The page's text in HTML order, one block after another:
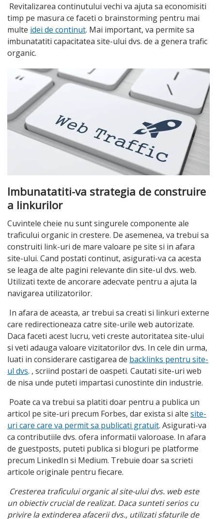
Revitalizarea continutului vechi va ajuta sa economisiti
timp pe masura ce faceti o brainstorming pentru mai
multe idei de continut. Mai important, va permite sa
imbunatatiti capacitatea site-ului dvs. de a genera trafic
organic.
Imbunatatiti-va strategia de construire
a linkurilor
Cuvintele cheie nu sunt singurele componente ale
traficului organic in crestere. De asemenea, va trebui sa
construiti link-uri de mare valoare pe site si in afara
site-ului. Cand postati continut, asigurati-va ca acesta
se leaga de alte pagini relevante din site-ul dvs. web.
Utilizati texte de ancorare adecvate pentru a ajuta la
navigarea utilizatorilor.
In afara de aceasta, ar trebui sa creati si linkuri externe
care redirectioneaza catre site-urile web autorizate.
Daca faceti acest lucru, veti creste autoritatea site-ului
si veti adauga valoare vizitatorilor dvs. In cele din urma,
luati in considerare castigarea de backlinks pentru site-
ul dvs. , scriind postari de oaspeti. Cautati site-uri web
de nisa unde puteti impartasi cunostinte din industrie.
Poate ca va trebui sa platiti doar pentru a publica un
articol pe site-uri precum Forbes, dar exista si alte site-
uri care care va permit sa publicati gratuit. Asigurati-va
ca contributiile dvs. ofera informatii valoroase. In afara
de guestposts, puteti publica si bloguri pe platforme
precum LinkedIn si Medium. Trebuie doar sa scrieti
articole originale pentru fiecare.
Cresterea traficului organic al site-ului dvs. web este
un obiectiv crucial de realizat. Daca sunteti serios cu
privire la extinderea afacerii dvs., utilizati sfaturile de